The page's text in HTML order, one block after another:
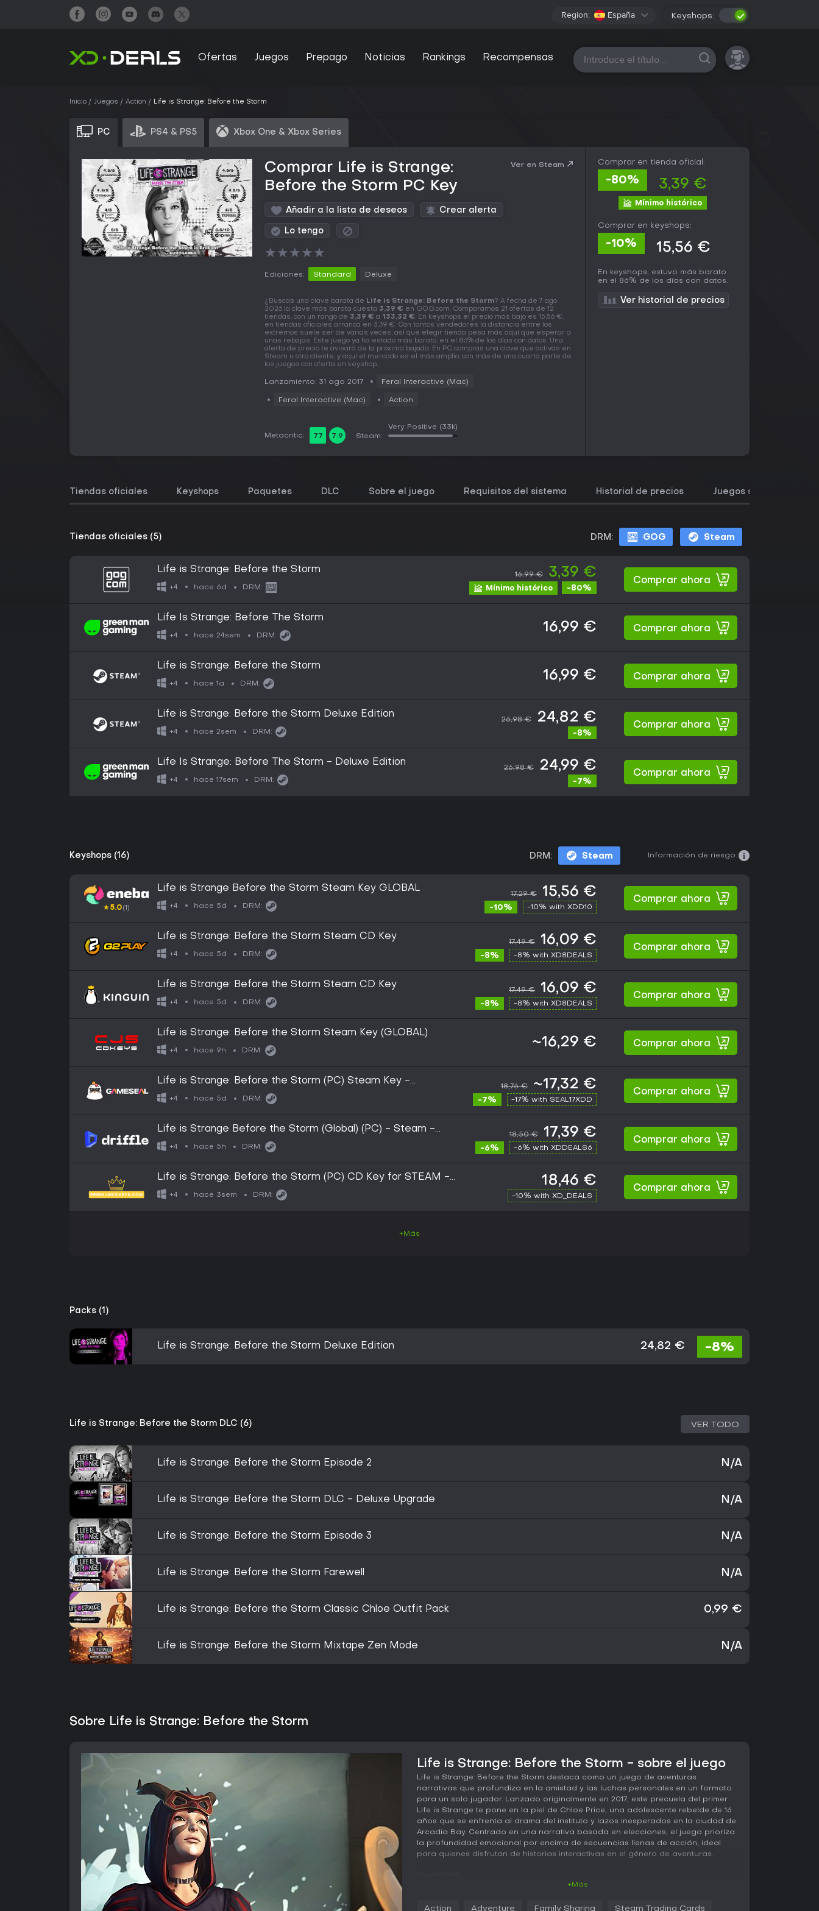
Region: España Keyshops:
Ofertas Juegos Prepago Noticias Rankings Recompensas Todas las plataformas
Inicio Juegos Action Life is Strange: Before the Storm
PC PS4 & PS5 Xbox One & Xbox Series
Comprar Life is Strange:
Before the Storm PC Key
Ver en Steam
Añadir a la lista de deseos Crear alerta
Lo tengo
★★★★★
Ediciones: Standard Deluxe
¿Buscas una clave barata de Life is Strange: Before the Storm? A fecha de 7 ago
2026 la clave más barata cuesta 3,39 € en GOG.com. Comparamos 21 ofertas de 12
tiendas, con un rango de 3,39 € a 133,32 €. En keyshops el precio más bajo es 15,56 €,
en tiendas oficiales arranca en 3,39 €. Con tantos vendedores la distancia entre los
extremos suele ser de varias veces, así que elegir tienda pesa más aquí que esperar a
unas rebajas. Este juego ya ha estado más barato, en el 86% de los días con datos. Una
alerta de precio te avisará de la próxima bajada. En PC compras una clave que activas en
Steam u otro cliente, y aquí el mercado es el más amplio, con más de una cuarta parte de
los juegos con oferta en keyshop.
Lanzamiento: 31 ago 2017 Feral Interactive (Mac)
Feral Interactive (Mac) Action
Metacritic: 77 7.9 Steam:
Very Positive (33k)
Comprar en tienda oficial:
-80% 3,39 €
Mínimo histórico
Comprar en keyshops:
-10% 15,56 €
En keyshops, estuvo más barato
en el 86% de los días con datos.
Ver historial de precios
Tiendas oficiales Keyshops Paquetes DLC Sobre el juego Requisitos del sistema Historial de precios Juegos similares
Tiendas oficiales (5) DRM: GOG Steam
Life is Strange: Before the Storm
+4 hace 6d DRM:
16,99 € 3,39 €
Mínimo histórico -80%
Comprar ahora
Life Is Strange: Before The Storm
+4 hace 24sem DRM:
16,99 € Comprar ahora
Life is Strange: Before the Storm
+4 hace 1a DRM:
16,99 € Comprar ahora
Life is Strange: Before the Storm Deluxe Edition
+4 hace 2sem DRM:
26,98 € 24,82 €
-8%
Comprar ahora
Life Is Strange: Before The Storm - Deluxe Edition
+4 hace 17sem DRM:
26,98 € 24,99 €
-7%
Comprar ahora
Keyshops (16) DRM: Steam Información de riesgo:
★5.0(1)
Life is Strange Before the Storm Steam Key GLOBAL
+4 hace 5d DRM:
17,29 € 15,56 €
-10% -10% with XDD10
Comprar ahora
Life is Strange: Before the Storm Steam CD Key
+4 hace 5d DRM:
17,49 € 16,09 €
-8% -8% with XD8DEALS
Comprar ahora
Life is Strange: Before the Storm Steam CD Key
+4 hace 5d DRM:
17,49 € 16,09 €
-8% -8% with XD8DEALS
Comprar ahora
Life is Strange: Before the Storm Steam Key (GLOBAL)
+4 hace 9h DRM:
~16,29 € Comprar ahora
Life is Strange: Before the Storm (PC) Steam Key -
GLOBAL
+4 hace 5d DRM:
18,76 € ~17,32 €
-7% -17% with SEAL17XDD
Comprar ahora
Life is Strange Before the Storm (Global) (PC) - Steam -
Digital Key
+4 hace 5h DRM:
18,50 € 17,39 €
-6% -6% with XDDEALS6
Comprar ahora
Life is Strange: Before the Storm (PC) CD Key for STEAM -
GLOBAL
+4 hace 3sem DRM:
18,46 €
-10% with XD_DEALS
Comprar ahora
+Más
Packs (1)
Life is Strange: Before the Storm Deluxe Edition 24,82 € -8%
Life is Strange: Before the Storm DLC (6) VER TODO
Life is Strange: Before the Storm Episode 2 N/A
Life is Strange: Before the Storm DLC - Deluxe Upgrade N/A
Life is Strange: Before the Storm Episode 3 N/A
Life is Strange: Before the Storm Farewell N/A
Life is Strange: Before the Storm Classic Chloe Outfit Pack 0,99 €
Life is Strange: Before the Storm Mixtape Zen Mode N/A
Sobre Life is Strange: Before the Storm
Life is Strange: Before the Storm - sobre el juego
Life is Strange: Before the Storm destaca como un juego de aventuras
narrativas que profundiza en la amistad y las luchas personales en un formato
para un solo jugador. Lanzado originalmente en 2017, este precuela del primer
Life is Strange te pone en la piel de Chloe Price, una adolescente rebelde de 16
años que se enfrenta al drama del instituto y lazos inesperados en la ciudad de
Arcadia Bay. Centrado en una narrativa basada en elecciones, el juego prioriza
la profundidad emocional por encima de secuencias llenas de acción, ideal
para quienes disfrutan de historias interactivas en el género de aventuras.
+Más
Action Adventure Family Sharing Steam Trading Cards